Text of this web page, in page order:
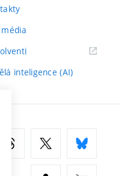
(externí
inteligence (AI)